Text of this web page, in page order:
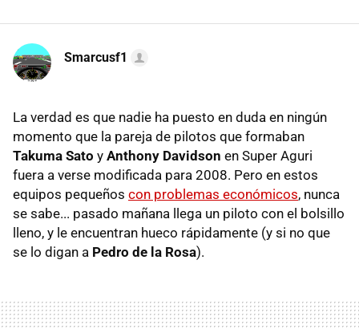
Smarcusf1
La verdad es que nadie ha puesto en duda en ningún
momento que la pareja de pilotos que formaban
Takuma Sato y Anthony Davidson en Super Aguri
fuera a verse modificada para 2008. Pero en estos
equipos pequeños con problemas económicos, nunca
se sabe... pasado mañana llega un piloto con el bolsillo
lleno, y le encuentran hueco rápidamente (y si no que
se lo digan a Pedro de la Rosa).